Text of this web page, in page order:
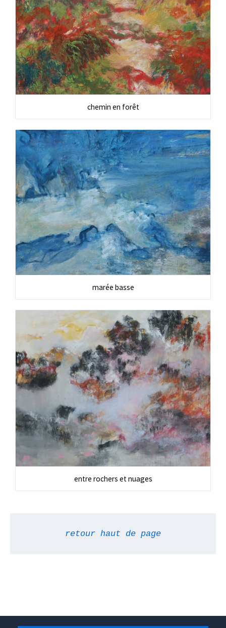
chemin en forêt
marée basse
entre rochers et nuages
retour haut de page